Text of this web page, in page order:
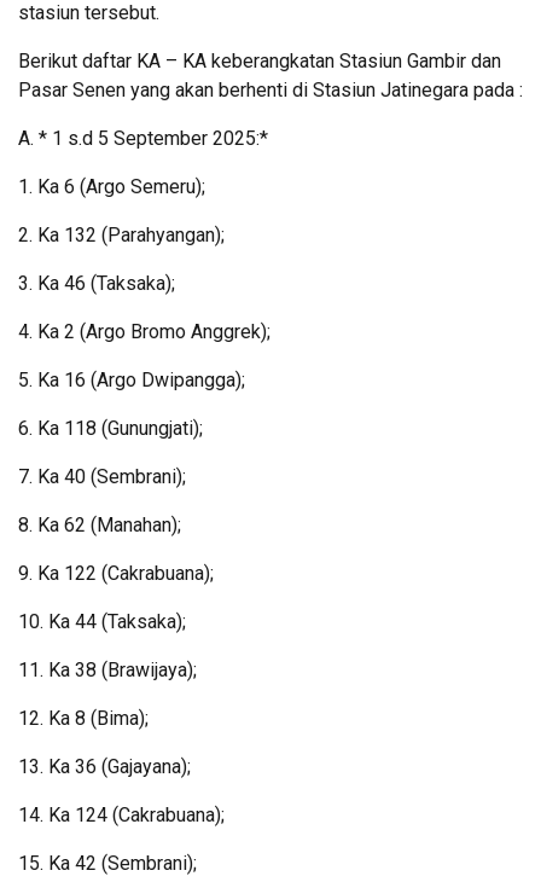
stasiun tersebut.
Berikut daftar KA – KA keberangkatan Stasiun Gambir dan
Pasar Senen yang akan berhenti di Stasiun Jatinegara pada :
A. * 1 s.d 5 September 2025:*
1. Ka 6 (Argo Semeru);
2. Ka 132 (Parahyangan);
3. Ka 46 (Taksaka);
4. Ka 2 (Argo Bromo Anggrek);
5. Ka 16 (Argo Dwipangga);
6. Ka 118 (Gunungjati);
7. Ka 40 (Sembrani);
8. Ka 62 (Manahan);
9. Ka 122 (Cakrabuana);
10. Ka 44 (Taksaka);
11. Ka 38 (Brawijaya);
12. Ka 8 (Bima);
13. Ka 36 (Gajayana);
14. Ka 124 (Cakrabuana);
15. Ka 42 (Sembrani);